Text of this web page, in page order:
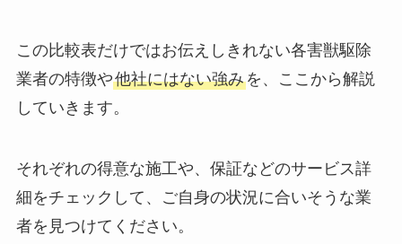
この比較表だけではお伝えしきれない各害獣駆除
業者の特徴や他社にはない強みを、ここから解説
していきます。
それぞれの得意な施工や、保証などのサービス詳
細をチェックして、ご自身の状況に合いそうな業
者を見つけてください。